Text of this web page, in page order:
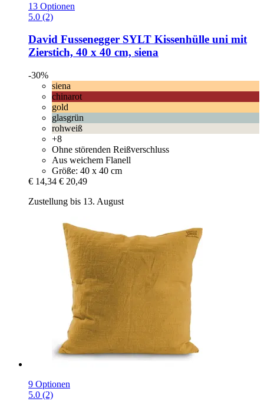
13 Optionen
5.0 (2)
David Fussenegger SYLT Kissenhülle uni mit
Zierstich, 40 x 40 cm, siena
-30%
siena
chinarot
gold
glasgrün
rohweiß
+8
Ohne störenden Reißverschluss
Aus weichem Flanell
Größe: 40 x 40 cm
€ 14,34 € 20,49
Zustellung bis 13. August
9 Optionen
5.0 (2)